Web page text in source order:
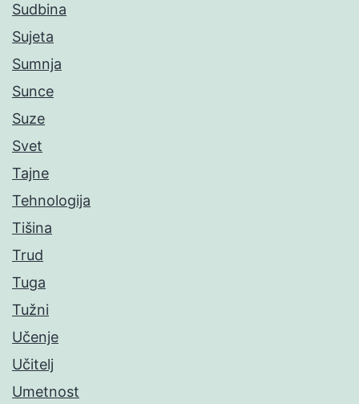
Sudbina
Sujeta
Sumnja
Sunce
Suze
Svet
Tajne
Tehnologija
Tišina
Trud
Tuga
Tužni
Učenje
Učitelj
Umetnost